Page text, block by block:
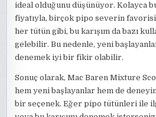
ideal olduğunu düşünüyor. Kolayca
fiyatıyla, birçok pipo severin favorisi
her tütün gibi, bu karışım da bazı
gelebilir. Bu nedenle, yeni
denemek iyi bir fikir olabilir.
Sonuç olarak, Mac Baren Mixture
hem yeni başlayanlar hem de
bir seçenek. Eğer pipo tütünleri ile